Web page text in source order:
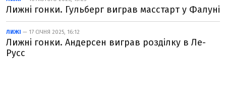
Лижні гонки. Гульберг виграв масстарт у Фалуні
ЛИЖІ — 17 СІЧНЯ 2025, 16:12
Лижні гонки. Андерсен виграв розділку в Ле-
Русс